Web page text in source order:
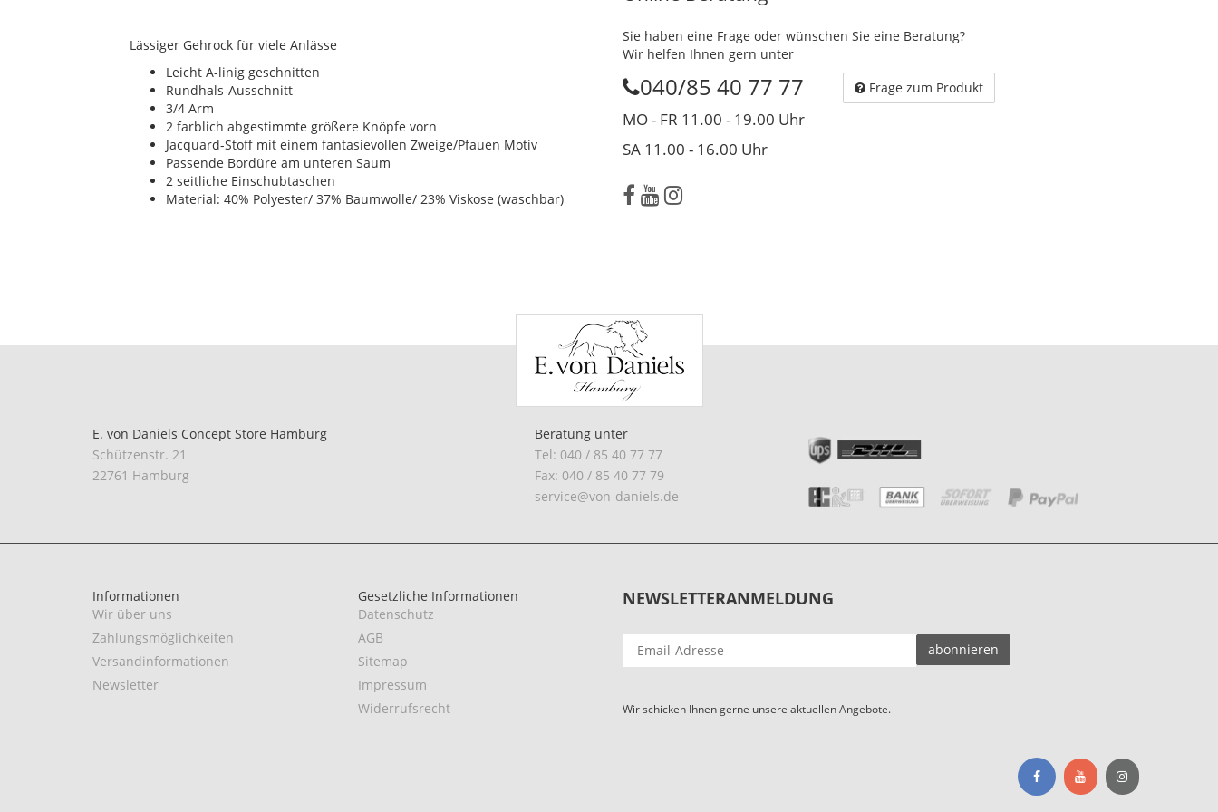
Lässiger Gehrock für viele Anlässe
Leicht A-linig geschnitten
Rundhals-Ausschnitt
3/4 Arm
2 farblich abgestimmte größere Knöpfe vorn
Jacquard-Stoff mit einem fantasievollen Zweige/Pfauen Motiv
Passende Bordüre am unteren Saum
2 seitliche Einschubtaschen
Material: 40% Polyester/ 37% Baumwolle/ 23% Viskose (waschbar)
Sie haben eine Frage oder wünschen Sie eine Beratung?
Wir helfen Ihnen gern unter
040/85 40 77 77
MO - FR 11.00 - 19.00 Uhr
SA 11.00 - 16.00 Uhr
Frage zum Produkt
E. von Daniels Concept Store Hamburg
Schützenstr. 21
22761 Hamburg
Beratung unter
Tel: 040 / 85 40 77 77
Fax: 040 / 85 40 77 79
service@von-daniels.de
Informationen
Wir über uns
Zahlungsmöglichkeiten
Versandinformationen
Newsletter
Gesetzliche Informationen
Datenschutz
AGB
Sitemap
Impressum
Widerrufsrecht
NEWSLETTERANMELDUNG
EMAIL-
ADRESSE
abonnieren
Wir schicken Ihnen gerne unsere aktuellen Angebote.